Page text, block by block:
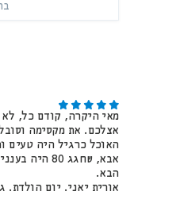
מאי היקרה, קודם כל, לא
אצלכם. את מקסימה
האוכל כרגיל היה טעים
אבא, שחגג 80
הבא.
אורית יאני. יום הולדת.